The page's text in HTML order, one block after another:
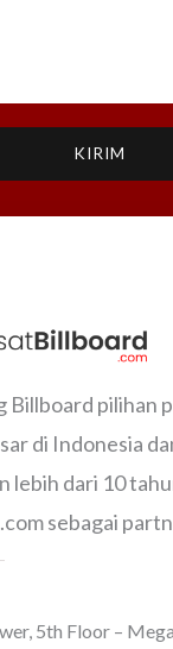
KIRIM
Billboard pilihan
di Indonesia
lebih dari 10
sebagai
5th Floor –